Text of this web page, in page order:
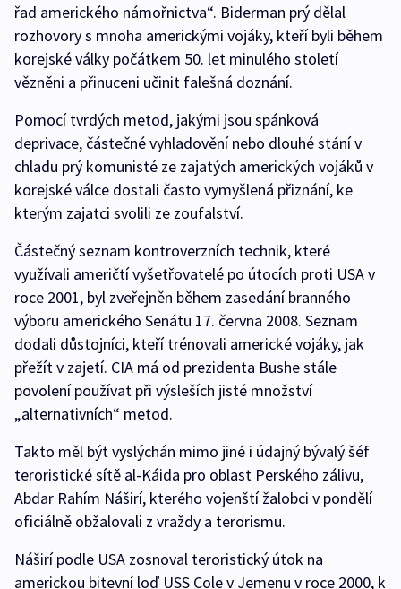
řad amerického námořnictva“. Biderman prý dělal
rozhovory s mnoha americkými vojáky, kteří byli během
korejské války počátkem 50. let minulého století
vězněni a přinuceni učinit falešná doznání.
Pomocí tvrdých metod, jakými jsou spánková
deprivace, částečné vyhladovění nebo dlouhé stání v
chladu prý komunisté ze zajatých amerických vojáků v
korejské válce dostali často vymyšlená přiznání, ke
kterým zajatci svolili ze zoufalství.
Částečný seznam kontroverzních technik, které
využívali američtí vyšetřovatelé po útocích proti USA v
roce 2001, byl zveřejněn během zasedání branného
výboru amerického Senátu 17. června 2008. Seznam
dodali důstojníci, kteří trénovali americké vojáky, jak
přežít v zajetí. CIA má od prezidenta Bushe stále
povolení používat při výsleších jisté množství
„alternativních“ metod.
Takto měl být vyslýchán mimo jiné i údajný bývalý šéf
teroristické sítě al-Káida pro oblast Perského zálivu,
Abdar Rahím Náširí, kterého vojenští žalobci v pondělí
oficiálně obžalovali z vraždy a terorismu.
Náširí podle USA zosnoval teroristický útok na
americkou bitevní loď USS Cole v Jemenu v roce 2000, k